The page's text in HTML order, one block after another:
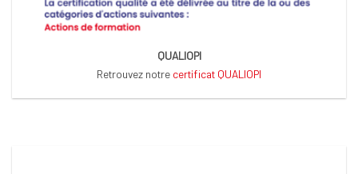
QUALIOPI
Retrouvez notre certificat QUALIOPI